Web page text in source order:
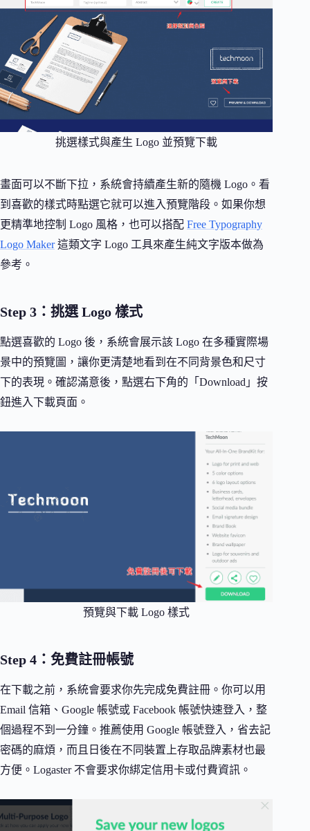
挑選樣式與產生 Logo 並預覽下載
畫面可以不斷下拉，系統會持續產生新的隨機 Logo。看
到喜歡的樣式時點選它就可以進入預覽階段。如果你想
更精準地控制 Logo 風格，也可以搭配 Free Typography
Logo Maker這類文字 Logo 工具來產生純文字版本做為
參考。
Step 3：挑選 Logo 樣式
點選喜歡的 Logo 後，系統會展示該 Logo 在多種實際場
景中的預覽圖，讓你更清楚地看到在不同背景色和尺寸
下的表現。確認滿意後，點選右下角的「Download」按
鈕進入下載頁面。
預覽與下載 Logo 樣式
Step 4：免費註冊帳號
在下載之前，系統會要求你先完成免費註冊。你可以用
Email 信箱、Google 帳號或 Facebook 帳號快速登入，整
個過程不到一分鐘。推薦使用 Google 帳號登入，省去記
密碼的麻煩，而且日後在不同裝置上存取品牌素材也最
方便。Logaster 不會要求你綁定信用卡或付費資訊。